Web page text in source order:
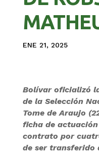
ENE 21, 2025
Bolívar oficializó
de la Selección
Tome de Araujo
ficha de
contrato por
de ser transferido